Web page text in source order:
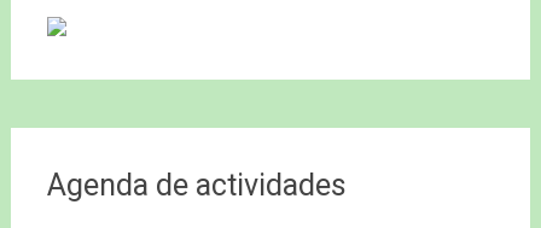
Agenda de actividades